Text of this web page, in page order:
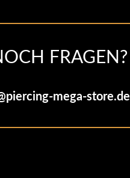
FRAGEN?
mega-store.de